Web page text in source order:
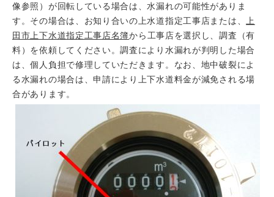
像参照）が回転している場合は、水漏れの可能性がありま
す。その場合は、お知り合いの上水道指定工事店または、上
田市上下水道指定工事店名簿から工事店を選択し、調査（有
料）を依頼してください。調査により水漏れが判明した場合
は、個人負担で修理していただきます。なお、地中破裂によ
る水漏れの場合は、申請により上下水道料金が減免される場
合があります。